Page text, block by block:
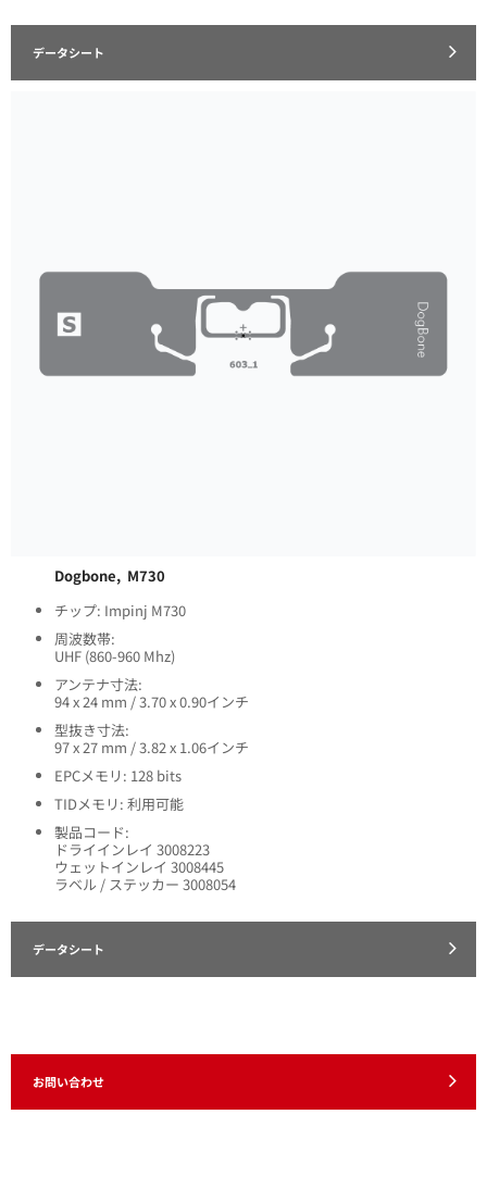
データシート
Dogbone, M730
チップ: Impinj M730
周波数帯:
UHF (860-960 Mhz)
アンテナ寸法:
94 x 24 mm / 3.70 x 0.90インチ
型抜き寸法:
97 x 27 mm / 3.82 x 1.06インチ
EPCメモリ: 128 bits
TIDメモリ: 利用可能
製品コード:
ドライインレイ 3008223
ウェットインレイ 3008445
ラベル / ステッカー 3008054
データシート
お問い合わせ